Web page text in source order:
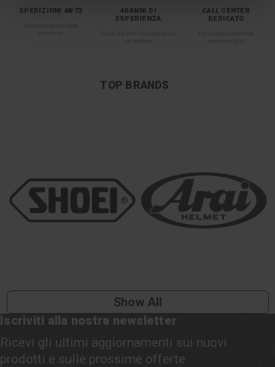
SPEDIZIONI 48/72
40 ANNI DI
ESPERIENZA
CALL CENTER
DEDICATO
TOP BRANDS
Show All
Iscriviti alla nostra newsletter
Ricevi gli ultimi aggiornamenti sui nuovi
prodotti e sulle prossime offerte